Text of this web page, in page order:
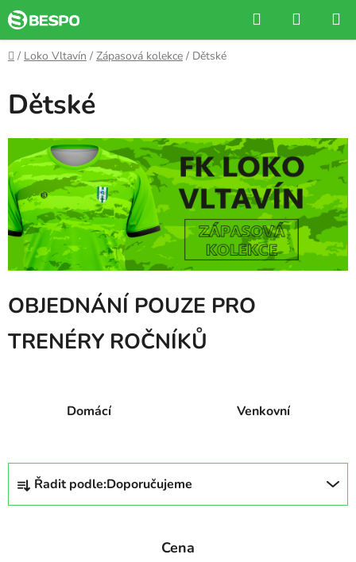
Přejít
na
obsah
Hledat
KOŠÍK
Domů
/ Loko Vltavín / Zápasová kolekce / Dětské
Dětské
OBJEDNÁNÍ POUZE PRO
TRENÉRY ROČNÍKŮ
Domácí Venkovní
z
Řadit podle:Doporučujeme
Cena